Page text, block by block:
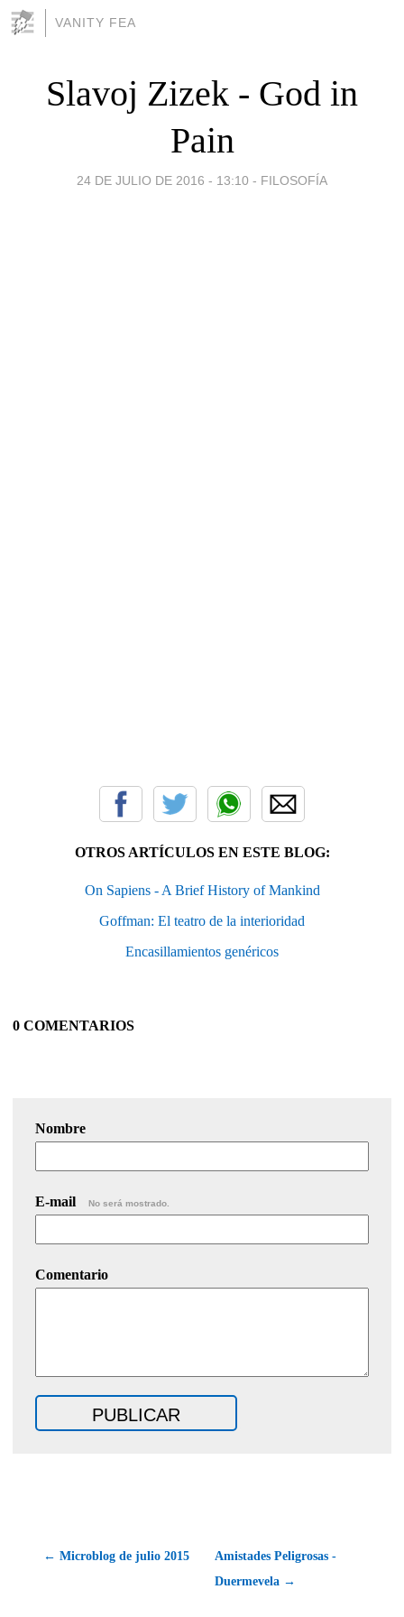
VANITY FEA
Slavoj Zizek - God in
Pain
24 DE JULIO DE 2016 - 13:10 - FILOSOFÍA
OTROS ARTÍCULOS EN ESTE BLOG:
On Sapiens - A Brief History of Mankind
Goffman: El teatro de la interioridad
Encasillamientos genéricos
0 COMENTARIOS
Nombre
E-mail No será mostrado.
Comentario
← Microblog de julio 2015
Amistades Peligrosas -
Duermevela →